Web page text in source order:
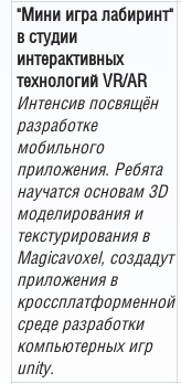
"Мини игра лабиринт"
в студии
интерактивных
технологий VR/AR
Интенсив посвящён
разработке
мобильного
приложения. Ребята
научатся основам 3D
моделирования и
текстурирования в
Magicavoxel, создадут
приложения в
кроссплатформенной
среде разработки
компьютерных игр
unity.